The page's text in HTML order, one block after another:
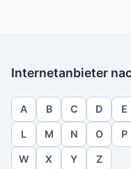
Internetanbieter
A B C D E
L M N O P
W X Y Z